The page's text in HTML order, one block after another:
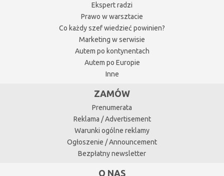
Ekspert radzi
Prawo w warsztacie
Co każdy szef wiedzieć powinien?
Marketing w serwisie
Autem po kontynentach
Autem po Europie
Inne
ZAMÓW
Prenumerata
Reklama / Advertisement
Warunki ogólne reklamy
Ogłoszenie / Announcement
Bezpłatny newsletter
O NAS